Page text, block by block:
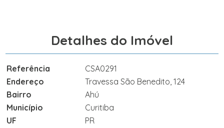
Detalhes do Imóvel
Referência
CSA0291
Endereço
Travessa São Benedito, 124
Bairro
Ahú
Município
Curitiba
UF
PR